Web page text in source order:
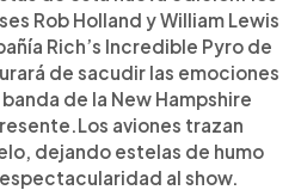
Rob Holland y William Lewis
Rich’s Incredible Pyro de
de sacudir las emociones
de la New Hampshire
aviones trazan
dejando estelas de humo
al show.